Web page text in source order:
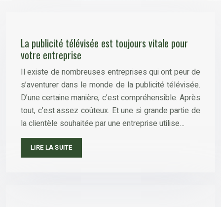
La publicité télévisée est toujours vitale pour
votre entreprise
Il existe de nombreuses entreprises qui ont peur de
s’aventurer dans le monde de la publicité télévisée.
D’une certaine manière, c’est compréhensible. Après
tout, c’est assez coûteux. Et une si grande partie de
la clientèle souhaitée par une entreprise utilise…
LIRE LA SUITE